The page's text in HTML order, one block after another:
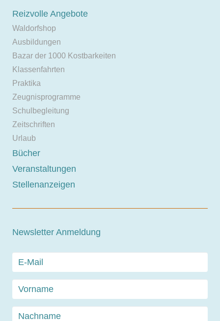
Reizvolle Angebote
Waldorfshop
Ausbildungen
Bazar der 1000 Kostbarkeiten
Klassenfahrten
Praktika
Zeugnisprogramme
Schulbegleitung
Zeitschriften
Urlaub
Bücher
Veranstaltungen
Stellenanzeigen
Newsletter Anmeldung